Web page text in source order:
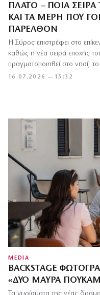
ΠΛΑΤΌ – ΠΟΙΑ
ΚΑΙ ΤΑ ΜΈΡΗ ΠΟΥ
ΠΑΡΕΛΘΌΝ
16.07.2026 — 15:32
Η Σύρος επιστρέφει στο
καθώς η νέα σειρά εποχής
πραγματοποιηθεί στο νησί,
MEDIA
BACKSTAGE
«ΔΥΟ ΜΑΎΡΑ